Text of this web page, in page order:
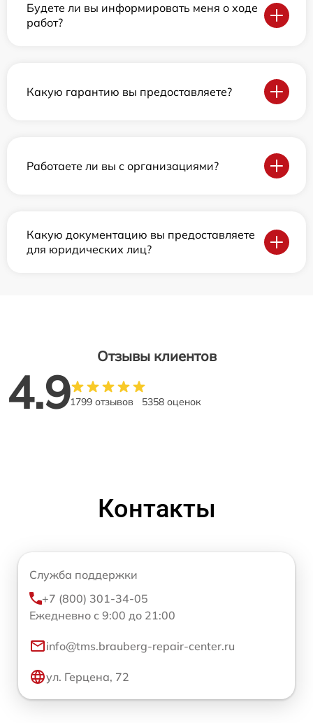
Будете ли вы информировать меня о ходе
работ?
Какую гарантию вы предоставляете?
Работаете ли вы с организациями?
Какую документацию вы предоставляете
для юридических лиц?
Отзывы клиентов
4.91799 отзывов 5358 оценок
Контакты
Служба поддержки
+7 (800) 301-34-05
Ежедневно с 9:00 до 21:00
info@tms.brauberg-repair-center.ru
ул. Герцена, 72